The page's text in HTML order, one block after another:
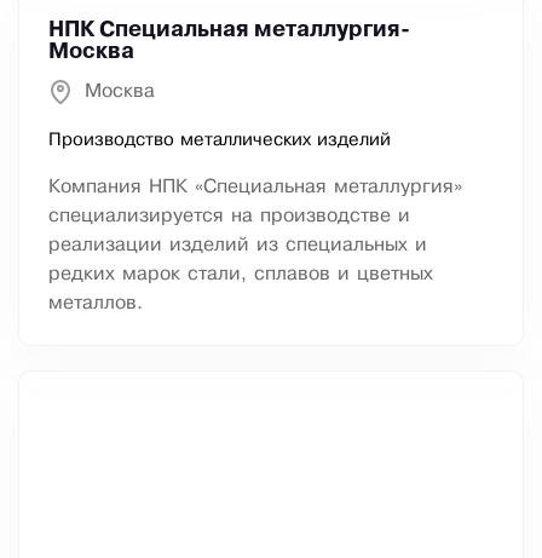
НПК Специальная металлургия-
Москва
Москва
Производство металлических изделий
Компания НПК «Специальная металлургия»
специализируется на производстве и
реализации изделий из специальных и
редких марок стали, сплавов и цветных
металлов.